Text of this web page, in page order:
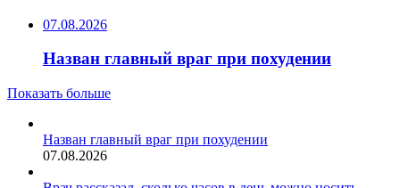
07.08.2026
Назван главный враг при похудении
Показать больше
Назван главный враг при похудении
07.08.2026